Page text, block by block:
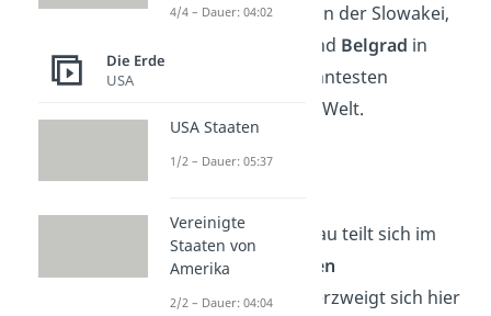
Österreich,Bratislava
in der Slowakei,
in Ungarn und Belgrad in
Serbien die wohl bekanntesten
Donaumetropolen der Welt.
Donaudelta
Die Mündung der Donau teilt sich im
rumänisch-ukrainischen
Grenzgebietauf. Sie verzweigt sich hier
4/4 – Dauer: 04:02
Die Erde
USA
USA Staaten
1/2 – Dauer: 05:37
Vereinigte
Staaten von
Amerika
2/2 – Dauer: 04:04